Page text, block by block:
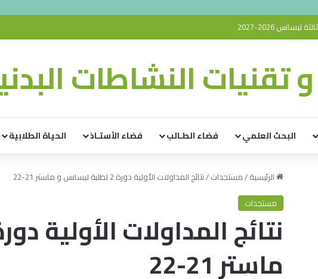
2026-2027
النشاطات
البحث العلمي فضاء الطـالب فضاء الأستـاذ الحياة الطلابية
الرئيسية/مستجدات/نتائج المداولات الأولية دورة 2 لطلبة ليسانس و ماستر 21-22
مستجدات
ماستر 21-22